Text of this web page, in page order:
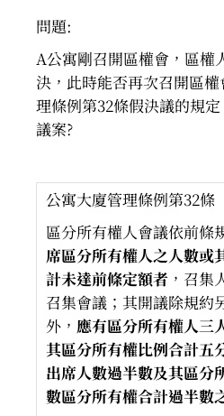
問題:
A公寓剛召開區權會，區權
決，此時能否再次召開區
理條例第32條假決議的規
議案?
公寓大廈管理條例第32條
區分所有權人會議依前條
席區分所有權人之人數或
計未達前條定額者 ，召集
召集會議；其開議除規約
外， 應有區分所有權人三
其區分所有權比例合計五
出席人數過半數及其區分
數區分所有權合計過半數